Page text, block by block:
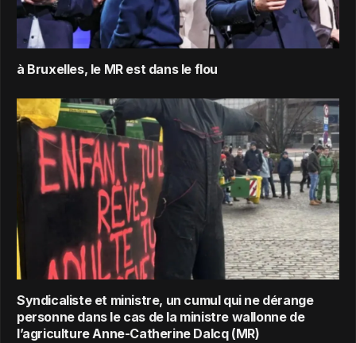
à Bruxelles, le MR est dans le flou
Syndicaliste et ministre, un cumul qui ne dérange
personne dans le cas de la ministre wallonne de
l’agriculture Anne-Catherine Dalcq (MR)